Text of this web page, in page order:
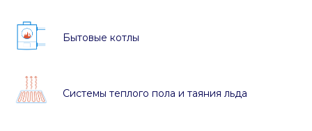
Бытовые котлы
Системы теплого пола и таяния льда